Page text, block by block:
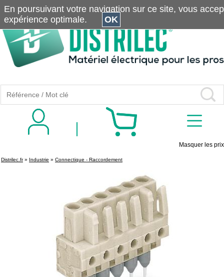
Masquer les prix
Distrilec.fr» Industrie » Connectique - Raccordement
En poursuivant votre navigation sur ce site, vous
expérience optimale.
OK